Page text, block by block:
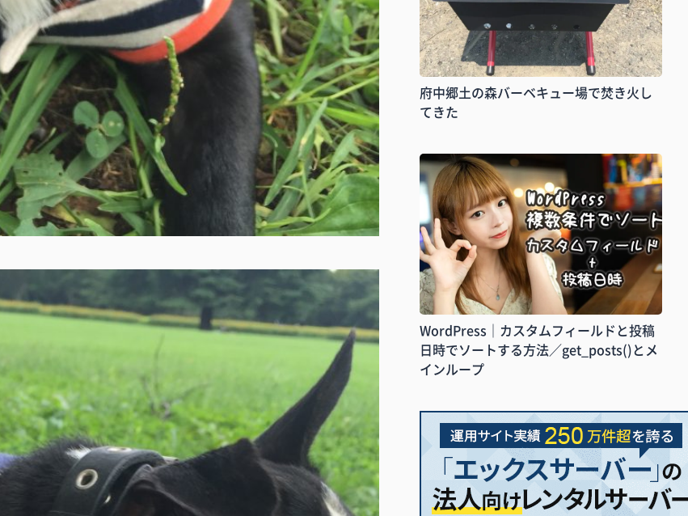
府中郷土の森バーベキュー場で焚き火し
てきた
WordPress｜カスタムフィールドと投稿
日時でソートする方法／get_posts()とメ
インループ